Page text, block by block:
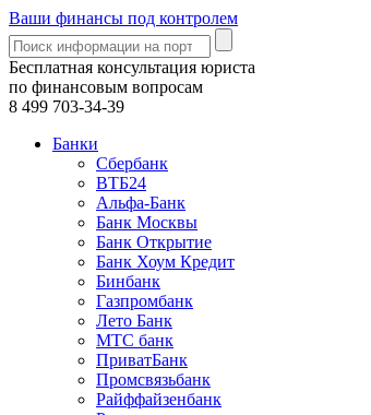
Ваши финансы под контролем
Бесплатная консультация юриста
по финансовым вопросам
8 499 703-34-39
Банки
Сбербанк
ВТБ24
Альфа-Банк
Банк Москвы
Банк Открытие
Банк Хоум Кредит
Бинбанк
Газпромбанк
Лето Банк
МТС банк
ПриватБанк
Промсвязьбанк
Райффайзенбанк